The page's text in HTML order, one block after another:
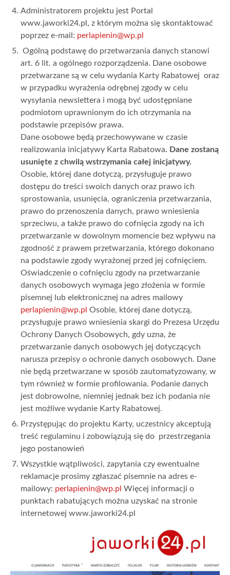
Administratorem projektu jest Portal
www.jaworki24.pl, z którym można się skontaktować
poprzez e-mail: perlapienin@wp.pl
Ogólną podstawę do przetwarzania danych stanowi
art. 6 lit. a ogólnego rozporządzenia. Dane osobowe
przetwarzane są w celu wydania Karty Rabatowej oraz
w przypadku wyrażenia odrębnej zgody w celu
wysyłania newslettera i mogą być udostępniane
podmiotom uprawnionym do ich otrzymania na
podstawie przepisów prawa.
Dane osobowe będą przechowywane w czasie
realizowania inicjatywy Karta Rabatowa. Dane zostaną
usunięte z chwilą wstrzymania całej inicjatywy.
Osobie, której dane dotyczą, przysługuje prawo
dostępu do treści swoich danych oraz prawo ich
sprostowania, usunięcia, ograniczenia przetwarzania,
prawo do przenoszenia danych, prawo wniesienia
sprzeciwu, a także prawo do cofnięcia zgody na ich
przetwarzanie w dowolnym momencie bez wpływu na
zgodność z prawem przetwarzania, którego dokonano
na podstawie zgody wyrażonej przed jej cofnięciem.
Oświadczenie o cofnięciu zgody na przetwarzanie
danych osobowych wymaga jego złożenia w formie
pisemnej lub elektronicznej na adres mailowy
perlapienin@wp.pl Osobie, której dane dotyczą,
przysługuje prawo wniesienia skargi do Prezesa Urzędu
Ochrony Danych Osobowych, gdy uzna, że
przetwarzanie danych osobowych jej dotyczących
narusza przepisy o ochronie danych osobowych. Dane
nie będą przetwarzane w sposób zautomatyzowany, w
tym również w formie profilowania. Podanie danych
jest dobrowolne, niemniej jednak bez ich podania nie
jest możliwe wydanie Karty Rabatowej.
Przystępując do projektu Karty, uczestnicy akceptują
treść regulaminu i zobowiązują się do przestrzegania
jego postanowień
Wszystkie wątpliwości, zapytania czy ewentualne
reklamacje prosimy zgłaszać pisemnie na adres e-
mailowy: perlapienin@wp.pl Więcej informacji o
punktach rabatujących można uzyskać na stronie
internetowej www.jaworki24.pl